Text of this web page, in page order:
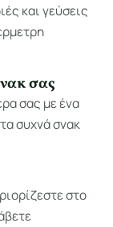
και γεύσεις
σας
σας με ένα
συχνά σνακ
στο